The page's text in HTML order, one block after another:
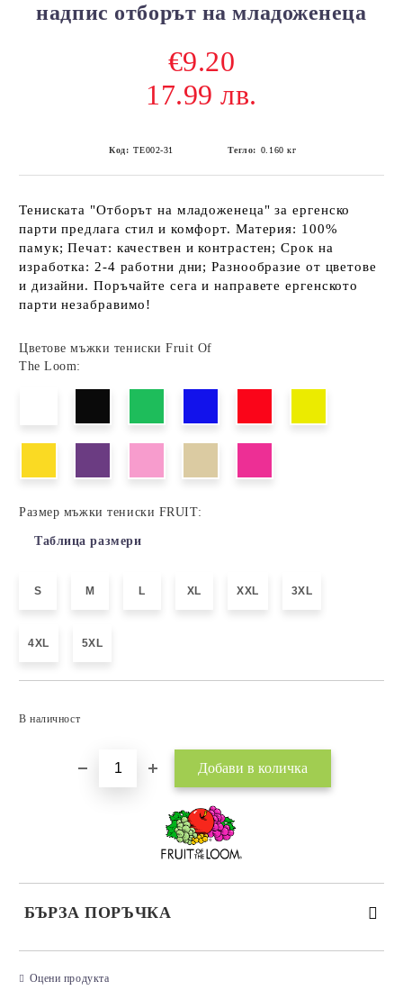
надпис отборът на младоженеца
€9.20
17.99 лв.
Код: ТЕ002-31 Тегло: 0.160 кг
Тениската "Отборът на младоженеца" за ергенско
парти предлага стил и комфорт. Материя: 100%
памук; Печат: качествен и контрастен; Срок на
изработка: 2-4 работни дни; Разнообразие от цветове
и дизайни. Поръчайте сега и направете ергенското
парти незабравимо!
Цветове мъжки тениски Fruit Of
The Loom:
Размер мъжки тениски FRUIT:
Таблица размери
S M L XL XXL 3XL
4XL 5XL
В наличност
БЪРЗА ПОРЪЧКА
Оцени продукта